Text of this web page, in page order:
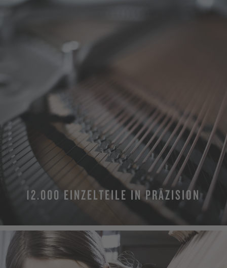
12.000 EINZELTEILE IN PRÄZISION